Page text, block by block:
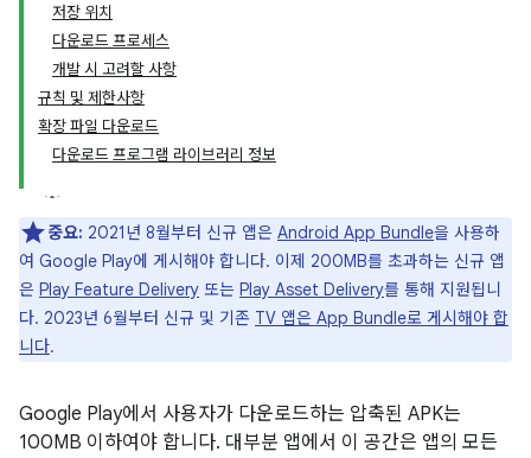
저장 위치
다운로드 프로세스
개발 시 고려할 사항
규칙 및 제한사항
확장 파일 다운로드
다운로드 프로그램 라이브러리 정보
중요: 2021년 8월부터 신규 앱은 Android App Bundle을 사용하
여 Google Play에 게시해야 합니다. 이제 200MB를 초과하는 신규 앱
은 Play Feature Delivery 또는 Play Asset Delivery를 통해 지원됩니
다. 2023년 6월부터 신규 및 기존 TV 앱은 App Bundle로 게시해야 합
니다.
Google Play에서 사용자가 다운로드하는 압축된 APK는
100MB 이하여야 합니다. 대부분 앱에서 이 공간은 앱의 모든